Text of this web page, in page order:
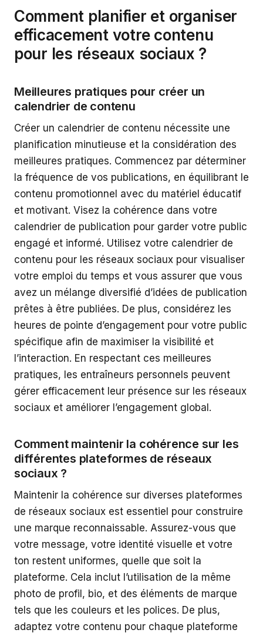
Comment planifier et organiser
efficacement votre contenu
pour les réseaux sociaux ?
Meilleures pratiques pour créer un
calendrier de contenu
Créer un calendrier de contenu nécessite une
planification minutieuse et la considération des
meilleures pratiques. Commencez par déterminer
la fréquence de vos publications, en équilibrant le
contenu promotionnel avec du matériel éducatif
et motivant. Visez la cohérence dans votre
calendrier de publication pour garder votre public
engagé et informé. Utilisez votre calendrier de
contenu pour les réseaux sociaux pour visualiser
votre emploi du temps et vous assurer que vous
avez un mélange diversifié d’idées de publication
prêtes à être publiées. De plus, considérez les
heures de pointe d’engagement pour votre public
spécifique afin de maximiser la visibilité et
l’interaction. En respectant ces meilleures
pratiques, les entraîneurs personnels peuvent
gérer efficacement leur présence sur les réseaux
sociaux et améliorer l’engagement global.
Comment maintenir la cohérence sur les
différentes plateformes de réseaux
sociaux ?
Maintenir la cohérence sur diverses plateformes
de réseaux sociaux est essentiel pour construire
une marque reconnaissable. Assurez-vous que
votre message, votre identité visuelle et votre
ton restent uniformes, quelle que soit la
plateforme. Cela inclut l’utilisation de la même
photo de profil, bio, et des éléments de marque
tels que les couleurs et les polices. De plus,
adaptez votre contenu pour chaque plateforme